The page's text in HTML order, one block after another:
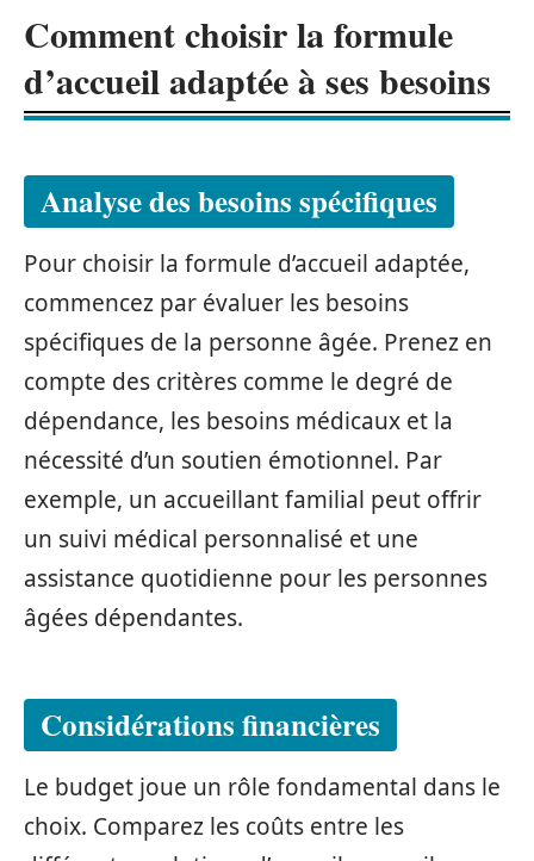
Comment choisir la formule
d’accueil adaptée à ses besoins
Analyse des besoins spécifiques
Pour choisir la formule d’accueil adaptée,
commencez par évaluer les besoins
spécifiques de la personne âgée. Prenez en
compte des critères comme le degré de
dépendance, les besoins médicaux et la
nécessité d’un soutien émotionnel. Par
exemple, un accueillant familial peut offrir
un suivi médical personnalisé et une
assistance quotidienne pour les personnes
âgées dépendantes.
Considérations financières
Le budget joue un rôle fondamental dans le
choix. Comparez les coûts entre les